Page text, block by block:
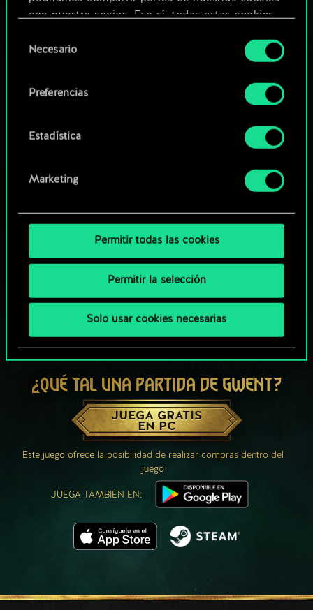
con nuestro socios. Eso sí, todas estas cookies
Encontrarás todos los detalles sobre nuestro uso
preferencias al respecto en el menú «Ajustes» de
deNecesario
Preferencias
Estadística
Marketing
Permitir todas las cookies
Permitir la selección
Solo usar cookies necesarias
Editar baraja
Explorar las barajas de la
¿QUÉ TAL UNA PARTIDA DE GWENT?
JUEGA GRATIS
EN PC
Este juego ofrece la posibilidad de realizar compras dentro del
juego
JUEGA TAMBIÉN EN: